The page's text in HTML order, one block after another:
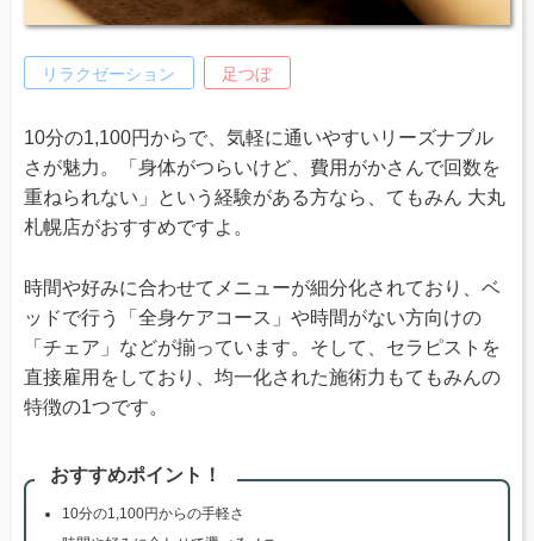
リラクゼーション 足つぼ
10分の1,100円からで、気軽に通いやすいリーズナブル
さが魅力。「身体がつらいけど、費用がかさんで回数を
重ねられない」という経験がある方なら、てもみん 大丸
札幌店がおすすめですよ。
時間や好みに合わせてメニューが細分化されており、ベ
ッドで行う「全身ケアコース」や時間がない方向けの
「チェア」などが揃っています。そして、セラピストを
直接雇用をしており、均一化された施術力もてもみんの
特徴の1つです。
おすすめポイント！
10分の1,100円からの手軽さ